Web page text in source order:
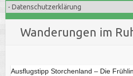
Wanderungen im
Ausflugstipp Storchenland – Die